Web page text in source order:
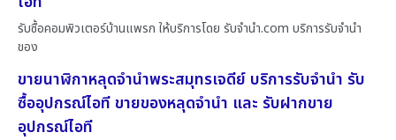
รับซื้อคอมพิวเตอร์บ้านแพรก ให้บริการโดย รับจํานํา.com บริการรับจำนำ
ของ
ขายนาฬิกาหลุดจำนำพระสมุทรเจดีย์ บริการรับจำนำ รับ
ซื้ออุปกรณ์ไอที ขายของหลุดจำนำ และ รับฝากขาย
อุปกรณ์ไอที